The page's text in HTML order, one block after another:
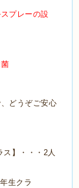
プレーの設
どうぞご安心
】・・・2人
生クラ